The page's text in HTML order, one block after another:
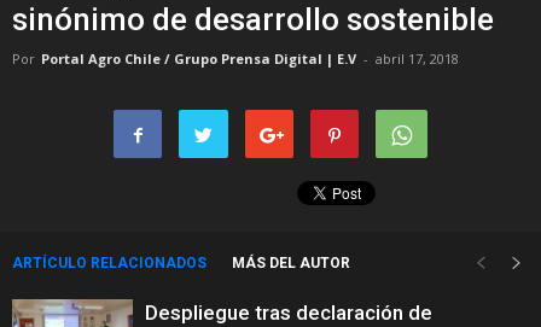
sinónimo de desarrollo sostenible
Por Portal Agro Chile / Grupo Prensa Digital | E.V - abril 17, 2018
ARTÍCULO RELACIONADOS MÁS DEL AUTOR
Despliegue tras declaración de